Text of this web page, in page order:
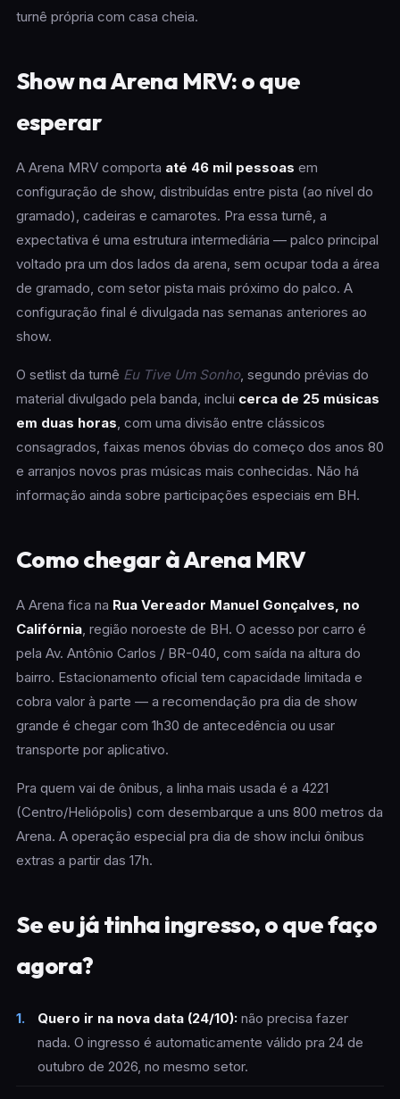
turnê própria com casa cheia.
Show na Arena MRV: o que
esperar
A Arena MRV comporta até 46 mil pessoas em
configuração de show, distribuídas entre pista (ao nível do
gramado), cadeiras e camarotes. Pra essa turnê, a
expectativa é uma estrutura intermediária — palco principal
voltado pra um dos lados da arena, sem ocupar toda a área
de gramado, com setor pista mais próximo do palco. A
configuração final é divulgada nas semanas anteriores ao
show.
O setlist da turnê Eu Tive Um Sonho, segundo prévias do
material divulgado pela banda, inclui cerca de 25 músicas
em duas horas, com uma divisão entre clássicos
consagrados, faixas menos óbvias do começo dos anos 80
e arranjos novos pras músicas mais conhecidas. Não há
informação ainda sobre participações especiais em BH.
Como chegar à Arena MRV
A Arena fica na Rua Vereador Manuel Gonçalves, no
Califórnia, região noroeste de BH. O acesso por carro é
pela Av. Antônio Carlos / BR-040, com saída na altura do
bairro. Estacionamento oficial tem capacidade limitada e
cobra valor à parte — a recomendação pra dia de show
grande é chegar com 1h30 de antecedência ou usar
transporte por aplicativo.
Pra quem vai de ônibus, a linha mais usada é a 4221
(Centro/Heliópolis) com desembarque a uns 800 metros da
Arena. A operação especial pra dia de show inclui ônibus
extras a partir das 17h.
Se eu já tinha ingresso, o que faço
agora?
Quero ir na nova data (24/10):não precisa fazer
nada. O ingresso é automaticamente válido pra 24 de
outubro de 2026, no mesmo setor.